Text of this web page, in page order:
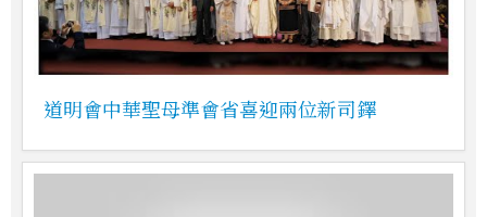
道明會中華聖母準會省喜迎兩位新司鐸